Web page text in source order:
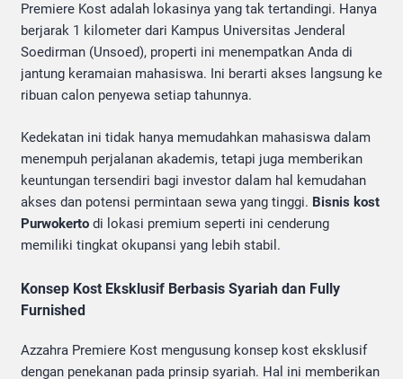
Premiere Kost adalah lokasinya yang tak tertandingi. Hanya
berjarak 1 kilometer dari Kampus Universitas Jenderal
Soedirman (Unsoed), properti ini menempatkan Anda di
jantung keramaian mahasiswa. Ini berarti akses langsung ke
ribuan calon penyewa setiap tahunnya.
Kedekatan ini tidak hanya memudahkan mahasiswa dalam
menempuh perjalanan akademis, tetapi juga memberikan
keuntungan tersendiri bagi investor dalam hal kemudahan
akses dan potensi permintaan sewa yang tinggi. Bisnis kost
Purwokerto di lokasi premium seperti ini cenderung
memiliki tingkat okupansi yang lebih stabil.
Konsep Kost Eksklusif Berbasis Syariah dan Fully
Furnished
Azzahra Premiere Kost mengusung konsep kost eksklusif
dengan penekanan pada prinsip syariah. Hal ini memberikan